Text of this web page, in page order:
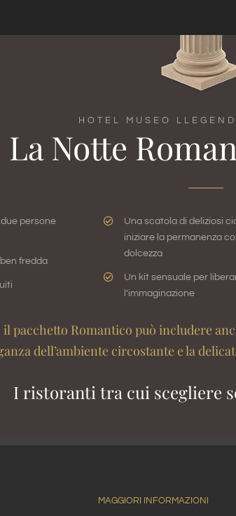
HOTEL MUSEO
La Notte
persone
fredda
Una scatola di deliziosi
iniziare la permanenza
dolcezza
Un kit sensuale per
l’immaginazione
il pacchetto Romantico può includere
dell’ambiente circostante e la
I ristoranti tra cui scegliere
MAGGIORI INFORMAZIONI